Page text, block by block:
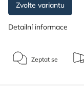
Zvolte variantu
Detailní informace
Zeptat se